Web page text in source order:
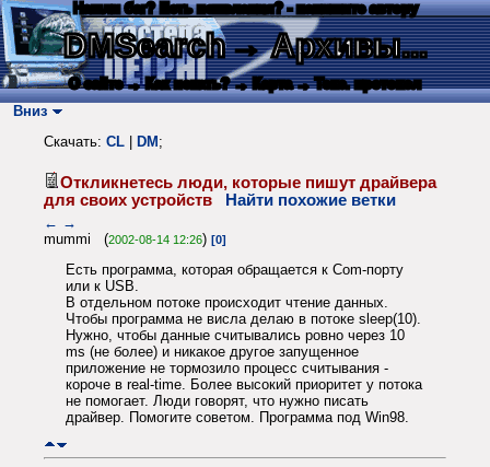
Нашли баг? Есть пожелания? - напишите автору
DMSearch→ Архивы...
О сайте → Как искать? → Карта → Текс. протокол
Вниз
Скачать: CL DM ;
Откликнетесь люди, которые пишут драйвера
для своих устройств
Найти похожие ветки
← →
mummi (2002-08-14 12:26) [0]
Есть программа, которая обращается к Com-порту
или к USB.
В отдельном потоке происходит чтение данных.
Чтобы программа не висла делаю в потоке sleep(10).
Нужно, чтобы данные считывались ровно через 10
ms (не более) и никакое другое запущенное
приложение не тормозило процесс считывания -
короче в real-time. Более высокий приоритет у потока
не помогает. Люди говорят, что нужно писать
драйвер. Помогите советом. Программа под Win98.